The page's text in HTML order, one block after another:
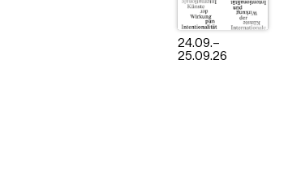
24.09.–
25.09.26